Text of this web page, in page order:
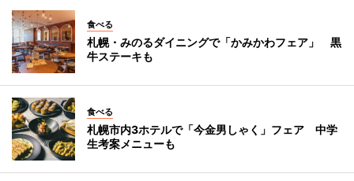
食べる
札幌・みのるダイニングで「かみかわフェア」 黒
牛ステーキも
食べる
札幌市内3ホテルで「今金男しゃく」フェア 中学
生考案メニューも